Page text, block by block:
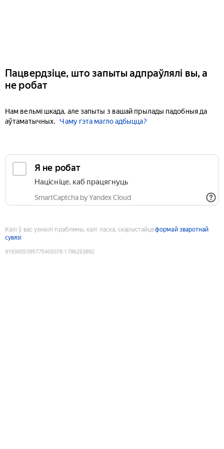
Пацвердзіце, што запыты адпраўлялі вы, а
не робат
Нам вельмі шкада, але запыты з вашай прылады падобныя да
аўтаматычных.
Чаму гэта магло адбыцца?
Я не робат
Націсніце, каб працягнуць
SmartCaptcha by Yandex Cloud
Калі ў вас узніклі праблемы, калі ласка, скарыстайцеформай зваротнай
сувязі
9193005095775405078:1786253892